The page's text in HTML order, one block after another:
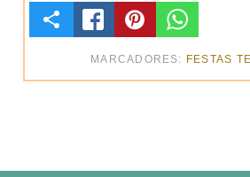
C
MARCADORES: FESTAS